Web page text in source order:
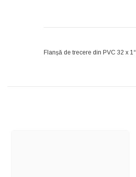
Flanșă de trecere din PVC 32 x 1“